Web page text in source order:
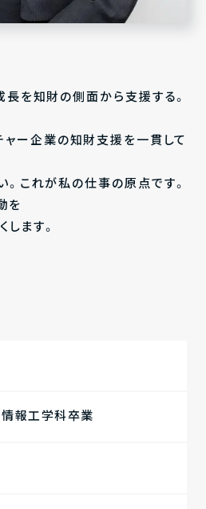
を知財の側面から支援する。
ャー企業の知財支援を一貫して
これが私の仕事の原点です。
を
します。
報工学科卒業